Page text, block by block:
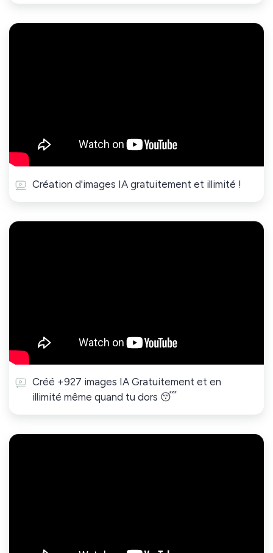
Création d'images IA gratuitement et illimité !
Créé +927 images IA Gratuitement et en
illimité même quand tu dors 😴